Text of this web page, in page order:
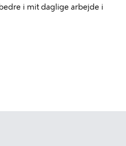
i mit daglige arbejde i